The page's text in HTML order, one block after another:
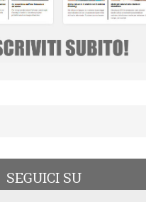
SEGUICI SU